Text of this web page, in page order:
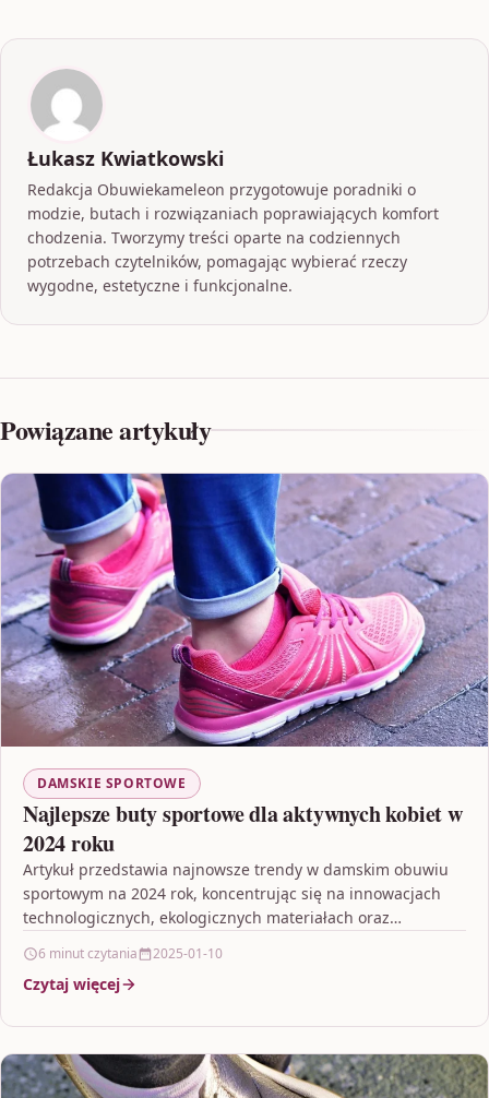
Łukasz Kwiatkowski
Redakcja Obuwiekameleon przygotowuje poradniki o
modzie, butach i rozwiązaniach poprawiających komfort
chodzenia. Tworzymy treści oparte na codziennych
potrzebach czytelników, pomagając wybierać rzeczy
wygodne, estetyczne i funkcjonalne.
Powiązane artykuły
DAMSKIE SPORTOWE
Najlepsze buty sportowe dla aktywnych kobiet w
2024 roku
Artykuł przedstawia najnowsze trendy w damskim obuwiu
sportowym na 2024 rok, koncentrując się na innowacjach
technologicznych, ekologicznych materiałach oraz
6 minut czytania 2025-01-10
Czytaj więcej